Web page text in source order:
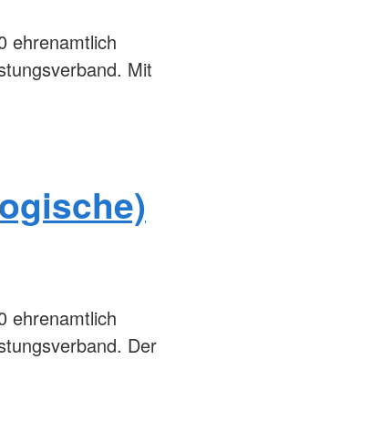
ehrenamtlich
Mit
ehrenamtlich
Der